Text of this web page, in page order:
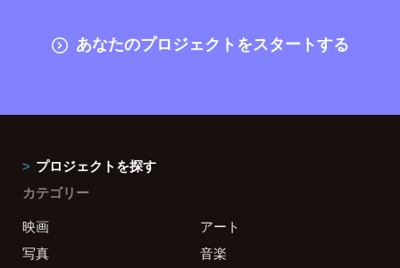
あなたのプロジェクトをスタートする
プロジェクトを探す
カテゴリー
映画
アート
写真
音楽